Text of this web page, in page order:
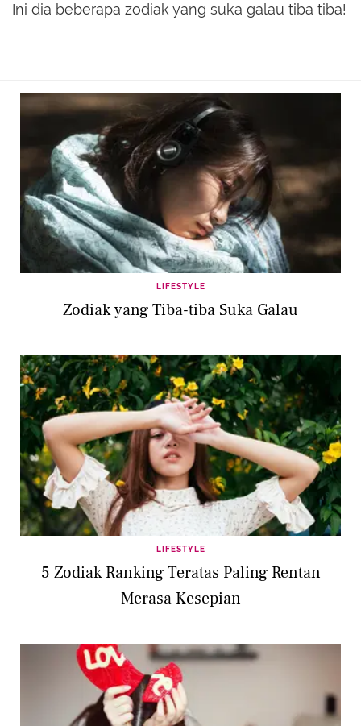
Ini dia beberapa zodiak yang suka galau tiba tiba!
LIFESTYLE
Zodiak yang Tiba-tiba Suka Galau
LIFESTYLE
5 Zodiak Ranking Teratas Paling Rentan
Merasa Kesepian